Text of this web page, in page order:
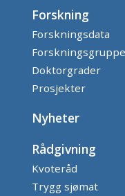
Forskning
Forskningsdata
Doktorgrader
Prosjekter
Nyheter
Rådgivning
Kvoteråd
Trygg sjømat